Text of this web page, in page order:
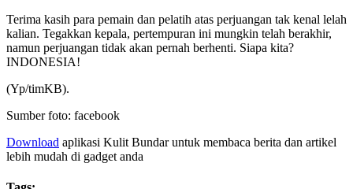
Terima kasih para pemain dan pelatih atas perjuangan tak kenal lelah
kalian. Tegakkan kepala, pertempuran ini mungkin telah berakhir,
namun perjuangan tidak akan pernah berhenti. Siapa kita?
INDONESIA!
(Yp/timKB).
Sumber foto: facebook
Download aplikasi Kulit Bundar untuk membaca berita dan artikel
lebih mudah di gadget anda